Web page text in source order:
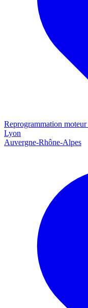
Reprogrammation moteur
Lyon
Auvergne-Rhône-Alpes